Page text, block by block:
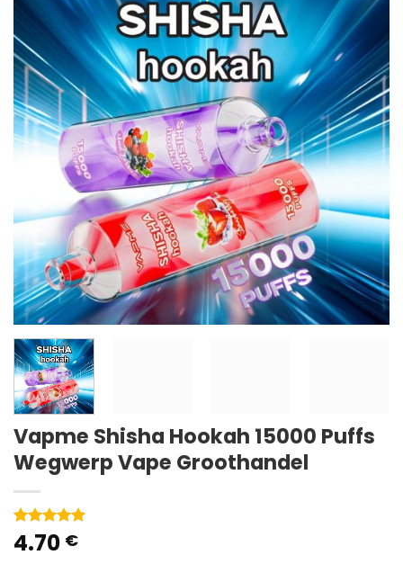
Vapme Shisha Hookah 15000 Puffs
Wegwerp Vape Groothandel
Gewaardeerd
5van 5
1
4.70 €